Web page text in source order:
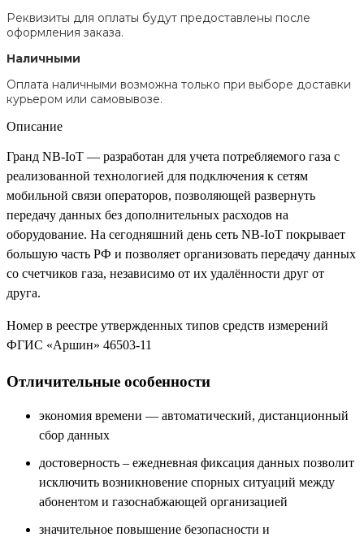
Реквизиты для оплаты будут предоставлены после
оформления заказа.
Наличными
Оплата наличными возможна только при выборе доставки
курьером или самовывозе.
Описание
Гранд NB-IoT — разработан для учета потребляемого газа с
реализованной технологией для подключения к сетям
мобильной связи операторов, позволяющей развернуть
передачу данных без дополнительных расходов на
оборудование. На сегодняшний день сеть NB-IoT покрывает
большую часть РФ и позволяет организовать передачу данных
со счетчиков газа, независимо от их удалённости друг от
друга.
Номер в реестре утвержденных типов средств измерений
ФГИС «Аршин» 46503-11
Отличительные особенности
экономия времени — автоматический, дистанционный
сбор данных
достоверность – ежедневная фиксация данных позволит
исключить возникновение спорных ситуаций между
абонентом и газоснабжающей организацией
значительное повышение безопасности и